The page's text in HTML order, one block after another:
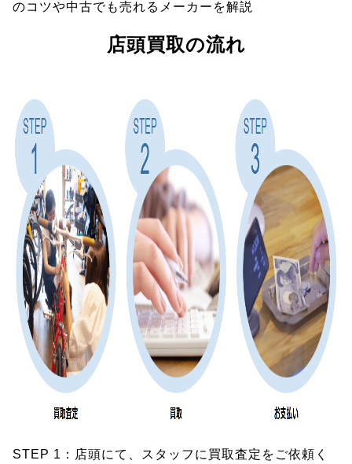
のコツや中古でも売れるメーカーを解説
店頭買取の流れ
STEP 1：店頭にて、スタッフに買取査定をご依頼く